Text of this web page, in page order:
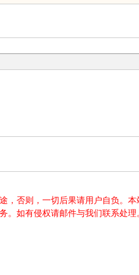
，否则，一切后果请用户自负。
。如有侵权请邮件与我们联系处理